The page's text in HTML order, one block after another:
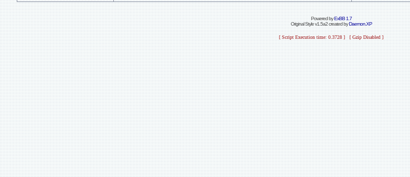
Powered byExBB 1.7
Original Style v1.5a2 created byDaemon.XP
[ Script Execution time: 0.3728 ] [ Gzip Disabled ]